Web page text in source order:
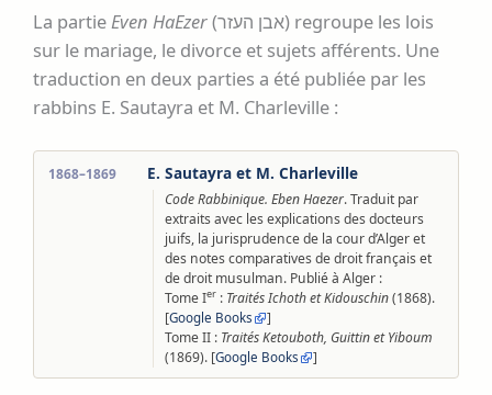
La partieEven HaEzer(אבן העזר) regroupe les lois
sur le mariage, le divorce et sujets afférents. Une
traduction en deux parties a été publiée par les
rabbins E. Sautayra et M. Charleville :
1868–1869 E. Sautayra et M. Charleville
Code Rabbinique. Eben Haezer. Traduit par
extraits avec les explications des docteurs
juifs, la jurisprudence de la cour d’Alger et
des notes comparatives de droit français et
de droit musulman. Publié à Alger :
Tome Ier : Traités Ichoth et Kidouschin(1868).
[Google Books
]
Tome II : Traités Ketouboth, Guittin et Yiboum
(1869). [Google Books ]